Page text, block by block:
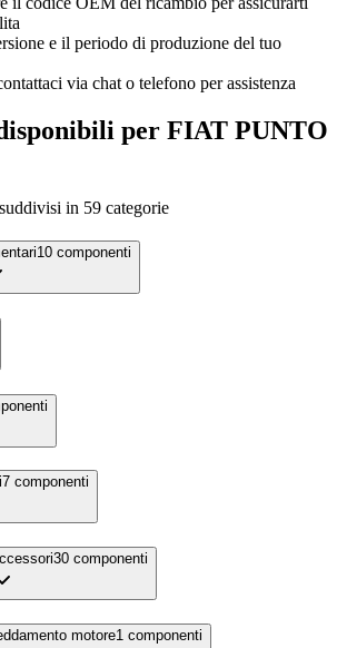
e il periodo di produzione del tuo
via chat o telefono per assistenza
per FIAT PUNTO
in 59 categorie
10 componenti
7 componenti
30 componenti
motore1 componenti